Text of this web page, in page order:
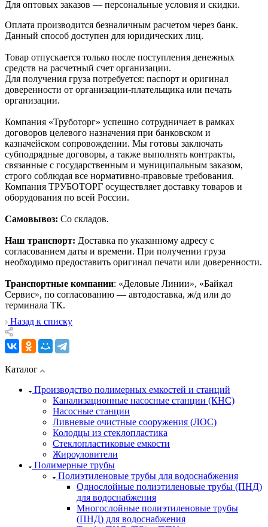
Для оптовых заказов — персональные условия и скидки.
Оплата производится безналичным расчетом через банк.
Данный способ доступен для юридических лиц.
Товар отпускается только после поступления денежных
средств на расчетный счет организации.
Для получения груза потребуется: паспорт и оригинал
доверенности от организации-плательщика или печать
организации.
Компания «Труботорг» успешно сотрудничает в рамках
договоров целевого назначения при банковском и
казначейском сопровождении. Мы готовы заключать
субподрядные договоры, а также выполнять контракты,
связанные с государственным и муниципальным заказом,
строго соблюдая все нормативно-правовые требования.
Компания ТРУБОТОРГ осуществляет доставку товаров и
оборудования по всей России.
Самовывоз: Со складов.
Наш транспорт: Доставка по указанному адресу с
согласованием даты и времени. При получении груза
необходимо предоставить оригинал печати или доверенности.
Транспортные компании: «Деловые Линии», «Байкал
Сервис», по согласованию — автодоставка, ж/д или до
терминала ТК.
Назад к списку
Каталог
Производство полимерных емкостей и станций
Канализационные насосные станции (КНС)
Насосные станции
Ливневые очистные сооружения (ЛОС)
Колодцы из стеклопластика
Стеклопластиковые емкости
Жироуловители
Полимерные трубы
Полиэтиленовые трубы для водоснабжения
Однослойные полиэтиленовые трубы (ПНД)
для водоснабжения
Многослойные полиэтиленовые трубы
(ПНД) для водоснабжения